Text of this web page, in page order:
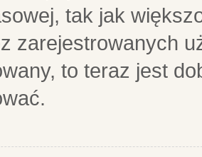
tak jak
zarejestrowanych
to teraz jest